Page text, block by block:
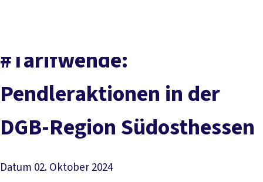
#Tarifwende:
Pendleraktionen in der
DGB-Region Südosthessen
Datum 02. Oktober 2024